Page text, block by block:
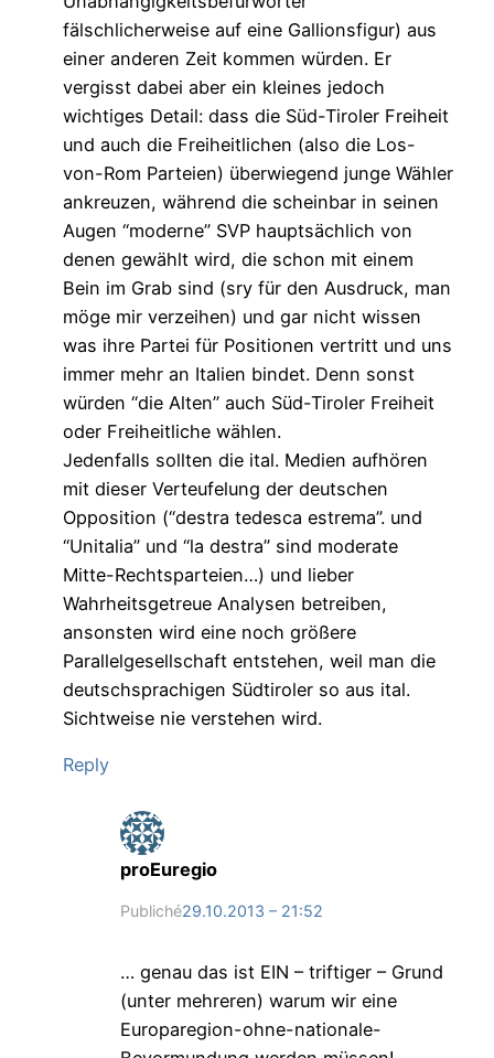
fälschlicherweise auf eine Gallionsfigur) aus
einer anderen Zeit kommen würden. Er
vergisst dabei aber ein kleines jedoch
wichtiges Detail: dass die Süd-Tiroler Freiheit
und auch die Freiheitlichen (also die Los-
von-Rom Parteien) überwiegend junge Wähler
ankreuzen, während die scheinbar in seinen
Augen “moderne” SVP hauptsächlich von
denen gewählt wird, die schon mit einem
Bein im Grab sind (sry für den Ausdruck, man
möge mir verzeihen) und gar nicht wissen
was ihre Partei für Positionen vertritt und uns
immer mehr an Italien bindet. Denn sonst
würden “die Alten” auch Süd-Tiroler Freiheit
oder Freiheitliche wählen.
Jedenfalls sollten die ital. Medien aufhören
mit dieser Verteufelung der deutschen
Opposition (“destra tedesca estrema”. und
“Unitalia” und “la destra” sind moderate
Mitte-Rechtsparteien…) und lieber
Wahrheitsgetreue Analysen betreiben,
ansonsten wird eine noch größere
Parallelgesellschaft entstehen, weil man die
deutschsprachigen Südtiroler so aus ital.
Sichtweise nie verstehen wird.
Reply
proEuregio
Publiché29.10.2013 – 21:52
… genau das ist EIN – triftiger – Grund
(unter mehreren) warum wir eine
Europaregion-ohne-nationale-